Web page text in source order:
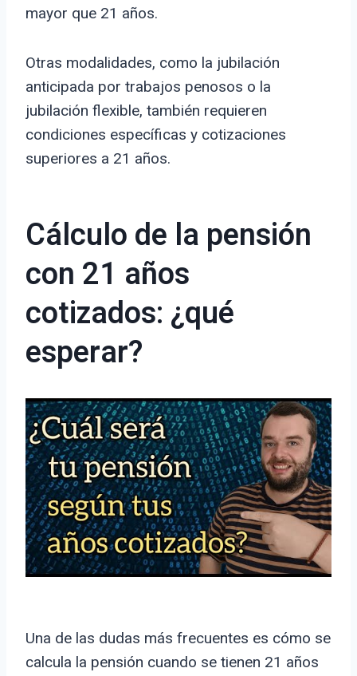
mayor que 21 años.
Otras modalidades, como la jubilación
anticipada por trabajos penosos o la
jubilación flexible, también requieren
condiciones específicas y cotizaciones
superiores a 21 años.
Cálculo de la pensión
con 21 años
cotizados: ¿qué
esperar?
Una de las dudas más frecuentes es cómo se
calcula la pensión cuando se tienen 21 años